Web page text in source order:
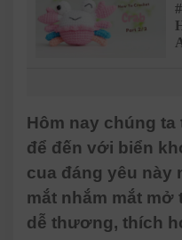
Hôm nay chúng
để đến với biển
cua đáng yêu này
mắt nhắm mắt
dễ thương, thích